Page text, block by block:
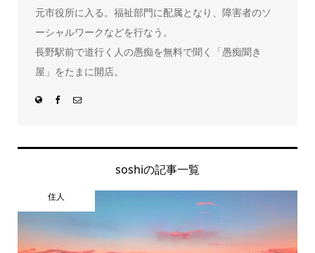
元市役所に入る。福祉部門に配属となり、障害者のソ
ーシャルワークなどを行なう。
長野駅前で道行く人の愚痴を無料で聞く「愚痴聞き
屋」をたまに開店。
soshiの記事一覧
住人